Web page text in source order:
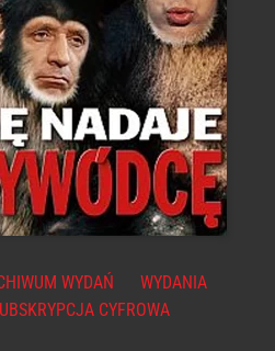
WYDAŃ
WYDANIA
CYFROWA